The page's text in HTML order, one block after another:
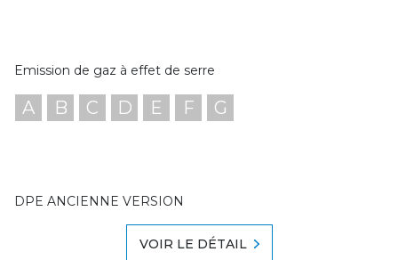
Emission de gaz à effet de serre
A B C D E F G
DPE ANCIENNE VERSION
VOIR LE DÉTAIL